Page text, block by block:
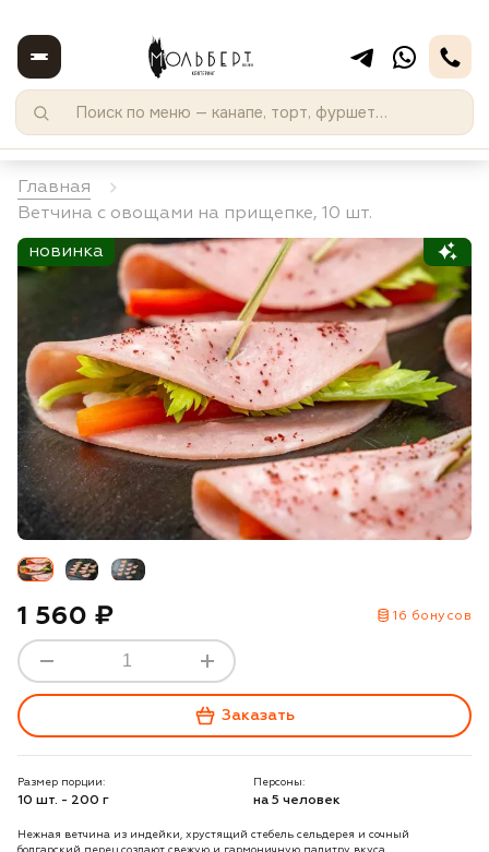
Главная
Ветчина с овощами на прищепке, 10 шт.
новинка
1 560 ₽ 16 бонусов
Заказать
Размер порции:
10 шт. - 200 г
Персоны:
на 5 человек
Нежная ветчина из индейки, хрустящий стебель сельдерея и сочный
болгарский перец создают свежую и гармоничную палитру вкуса